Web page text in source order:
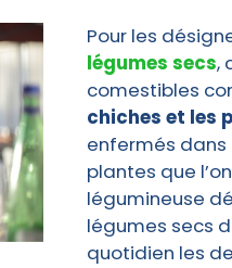
Pour les
légumes secs,
comestibles
chiches et les
enfermés dans
plantes que
légumineuse
légumes secs
quotidien les